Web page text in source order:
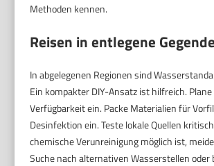
Methoden kennen.
Reisen in entlegene
In abgelegenen Regionen sind
Ein kompakter DIY-Ansatz ist hilfreich. Plane
Verfügbarkeit ein. Packe Materialien für
Desinfektion ein. Teste lokale Quellen
chemische Verunreinigung möglich ist,
Suche nach alternativen Wasserstellen oder